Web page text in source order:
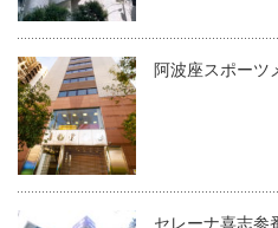
阿波座スポーツ
セレーナ喜志参